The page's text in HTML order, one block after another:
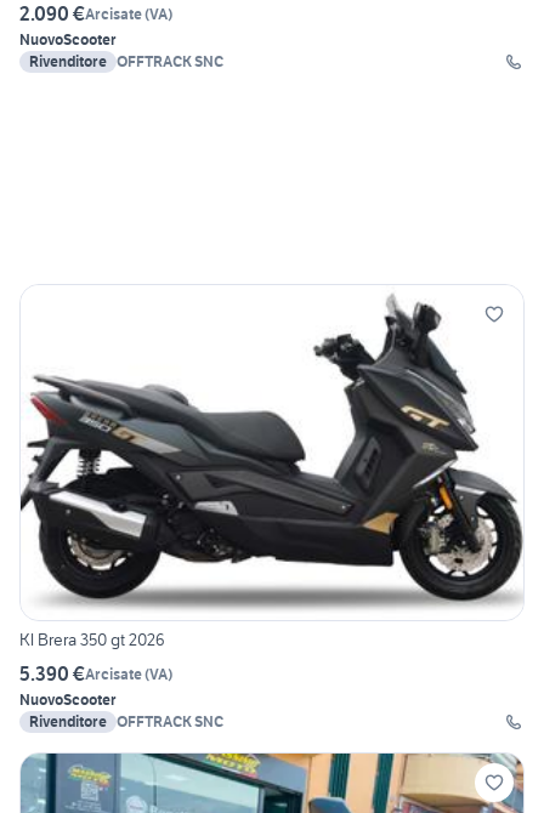
2.090 €Arcisate(VA)
NuovoScooter
Rivenditore OFFTRACK SNC
Kl Brera 350 gt 2026
5.390 €Arcisate(VA)
NuovoScooter
Rivenditore OFFTRACK SNC